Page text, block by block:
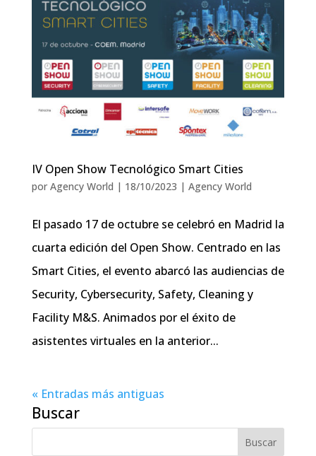
IV Open Show Tecnológico Smart Cities
por Agency World | 18/10/2023 | Agency World
El pasado 17 de octubre se celebró en Madrid la
cuarta edición del Open Show. Centrado en las
Smart Cities, el evento abarcó las audiencias de
Security, Cybersecurity, Safety, Cleaning y
Facility M&S. Animados por el éxito de
asistentes virtuales en la anterior...
« Entradas más antiguas
Buscar